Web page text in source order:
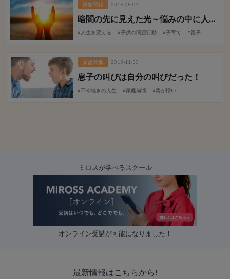
家族関係 2019-08-04
暗闇の先に見えた光～悩みの中に人生を変える発見があった～
#人生を変える #子供の問題行動 #子育て #親子
家族関係 2019-11-30
息子の叫びは自分の叫びだった！
#不幸続きの人生 #家庭崩壊 #親が憎い
ミロスが学べるスクール
オンライン受講が可能になりました！
最新情報はこちらから!